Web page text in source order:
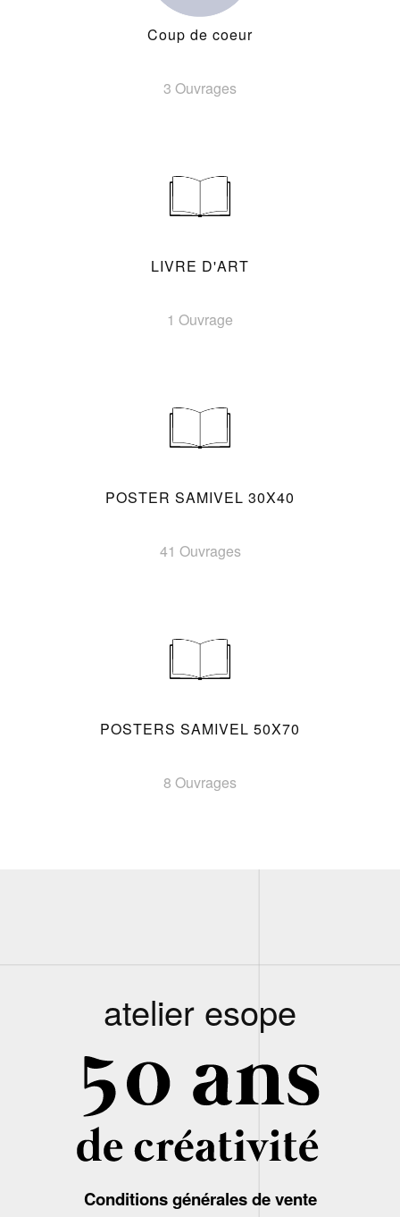
Coup de coeur
3 Ouvrages
LIVRE D'ART
1 Ouvrage
POSTER SAMIVEL 30X40
41 Ouvrages
POSTERS SAMIVEL 50X70
8 Ouvrages
atelier esope
Conditions générales de vente